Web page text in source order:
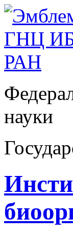
науки